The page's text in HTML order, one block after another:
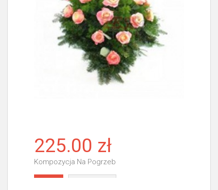
225.00 zł
Kompozycja Na Pogrzeb